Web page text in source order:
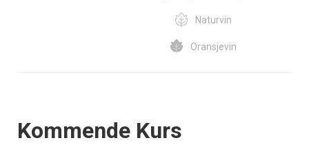
Naturvin
Oransjevin
Events
Kommende Kurs